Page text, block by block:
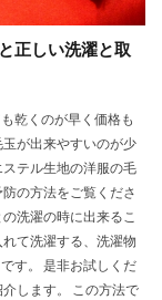
正しい洗濯と取
乾くのが早く価格も
が出来やすいのが少
テル生地の洋服の毛
の方法をご覧くださ
洗濯の時に出来るこ
て洗濯する、洗濯物
す。 是非お試しくだ
します。 この方法で